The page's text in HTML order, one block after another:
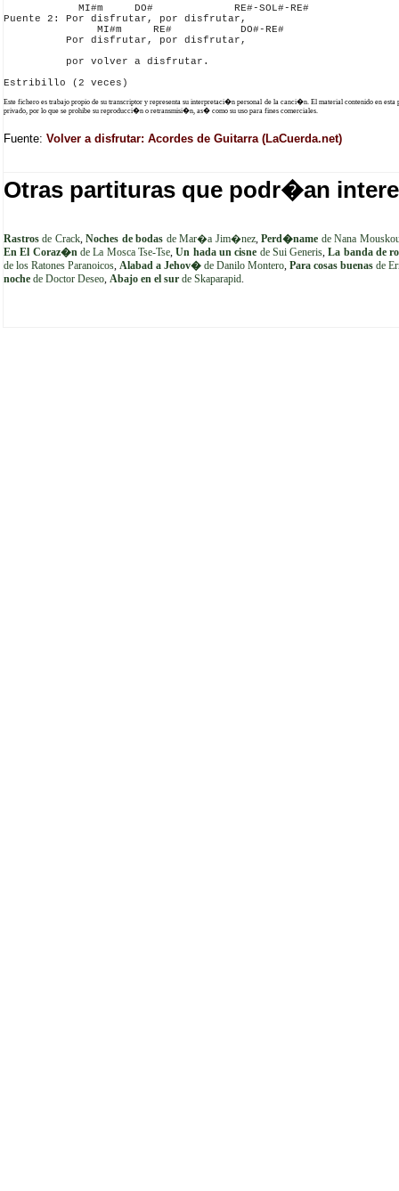
            MI#m     DO#             RE#-SOL#-RE#
Puente 2: Por disfrutar, por disfrutar,
               MI#m     RE#           DO#-RE#
          Por disfrutar, por disfrutar,
          por volver a disfrutar.
Este fichero es trabajo propio de su transcriptor y representa su interpretaci�n personal de la canci�n. El material contenido en esta
privado, por lo que se prohibe su reproducci�n o retransmisi�n, as� como su uso para fines comerciales.
Fuente: Volver a disfrutar: Acordes de Guitarra (LaCuerda.net)
Otras partituras que podr�an
Rastros de Crack,Noches de bodas de Mar�a Jim�nez,Perd�name de Nana
En El Coraz�nde La Mosca Tse-Tse,Un hada un cisne de Sui Generis,La banda de
de los Ratones Paranoicos, Alabad a Jehov� de Danilo Montero, Para cosas buenas de
noche de Doctor Deseo, Abajo en el sur de Skaparapid.